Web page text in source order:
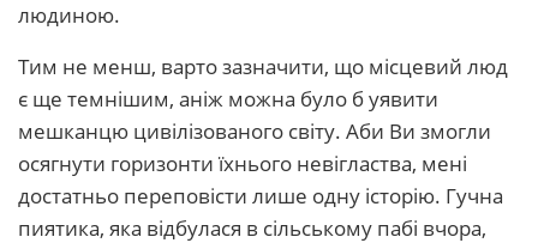
людиною.
Тим не менш, варто зазначити, що місцевий люд
є ще темнішим, аніж можна було б уявити
мешканцю цивілізованого світу. Аби Ви змогли
осягнути горизонти їхнього невігластва, мені
достатньо переповісти лише одну історію. Гучна
пиятика, яка відбулася в сільському пабі вчора,